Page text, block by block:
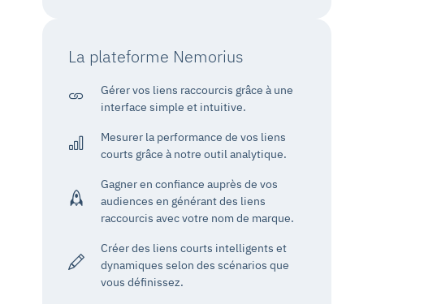
La plateforme Nemorius
Gérer vos liens raccourcis grâce à une
interface simple et intuitive.
Mesurer la performance de vos liens
courts grâce à notre outil analytique.
Gagner en confiance auprès de vos
audiences en générant des liens
raccourcis avec votre nom de marque.
Créer des liens courts intelligents et
dynamiques selon des scénarios que
vous définissez.